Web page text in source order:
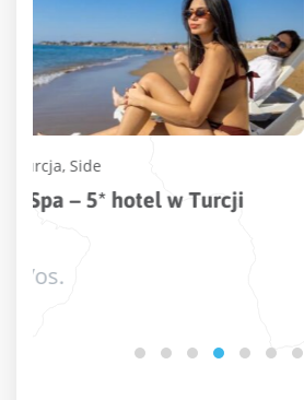
Pakiet podróży
Beks Premium Resort &
od